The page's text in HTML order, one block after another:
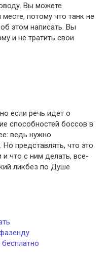
Вы можете
потому что танк не
этом написать. Вы
и не тратить свои
если речь идет о
способностей боссов в
ведь нужно
представлять, что это
что с ним делать, все-
ликбез по Душе